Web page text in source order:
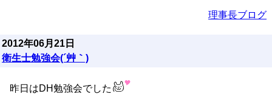
理事長ブログ
2012年06月21日
衛生士勉強会(´艸｀)
昨日はDH勉強会でした